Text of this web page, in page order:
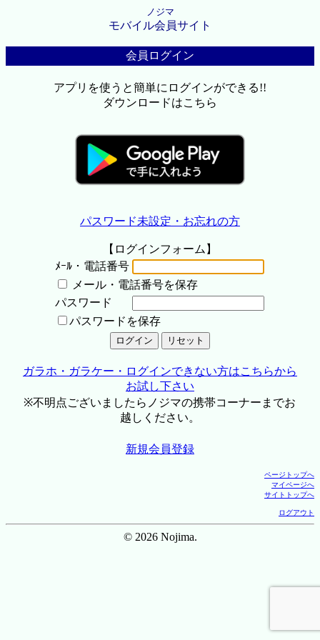
ノジマ
モバイル会員サイト
会員ログイン
アプリを使うと簡単にログインができる!!
ダウンロードはこちら
パスワード未設定・お忘れの方
【ログインフォーム】
ﾒｰﾙ・電話番号
メール・電話番号を保存
パスワード
パスワードを保存
ガラホ・ガラケー・ログインできない方はこちらから
お試し下さい
※不明点ございましたらノジマの携帯コーナーまでお
越しください。
新規会員登録
ページトップへ
マイページへ
サイトトップへ
ログアウト
© 2026 Nojima.